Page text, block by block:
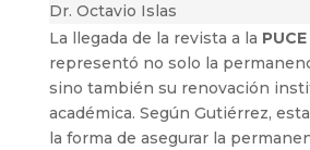
Dr. Octavio Islas
La llegada de la revista a la PUCE
representó no solo la
sino también su renovación
académica. Según Gutiérrez,
la forma de asegurar la